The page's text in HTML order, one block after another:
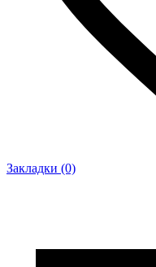
Закладки (0)